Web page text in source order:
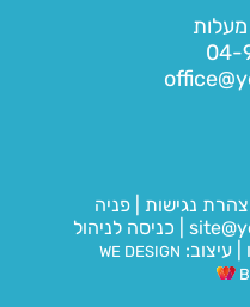
04-
נגישות
פניה
כניסה לניהול
עיצוב: WE DESIGN